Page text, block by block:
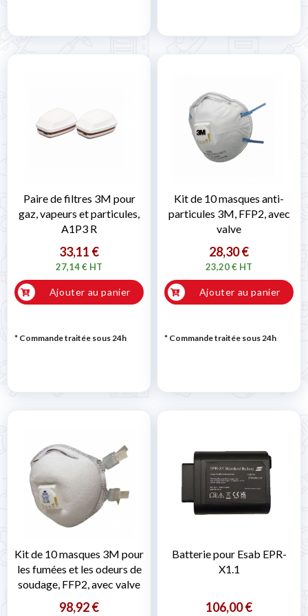
Paire de filtres 3M pour
gaz, vapeurs et particules,
A1P3 R
33,11 €
27,14 € HT
Ajouter au panier
* Commande traitée sous 24h
Kit de 10 masques anti-
particules 3M, FFP2, avec
valve
28,30 €
23,20 € HT
Ajouter au panier
* Commande traitée sous 24h
Kit de 10 masques 3M pour
les fumées et les odeurs de
soudage, FFP2, avec valve
98,92 €
Batterie pour Esab EPR-
X1.1
106,00 €